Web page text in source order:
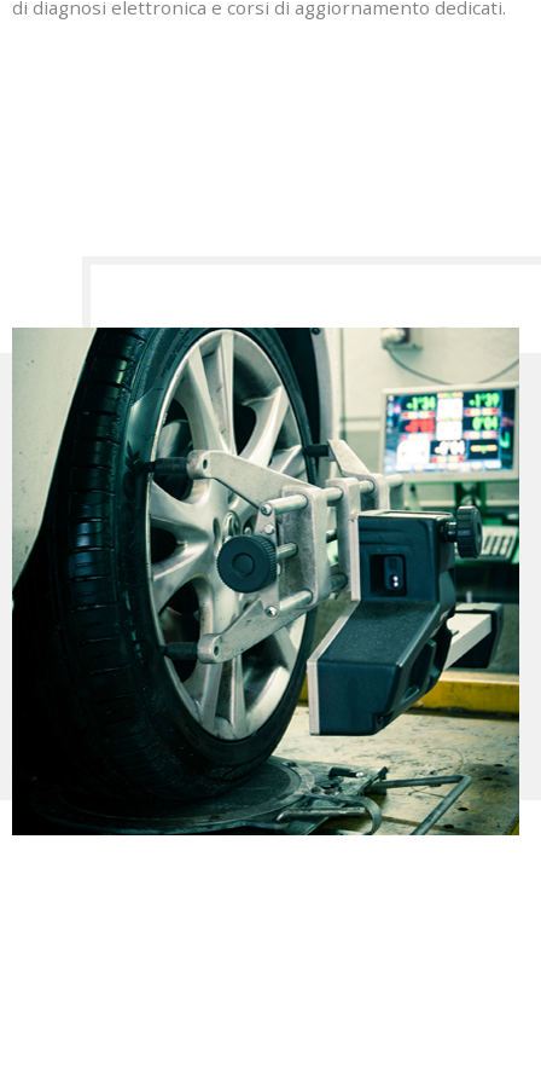
di diagnosi elettronica e corsi di aggiornamento dedicati.